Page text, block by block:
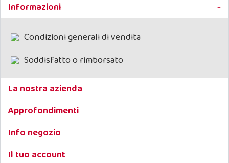
Informazioni
Condizioni generali di vendita
Soddisfatto o rimborsato
La nostra azienda
Approfondimenti
Info negozio
Il tuo account